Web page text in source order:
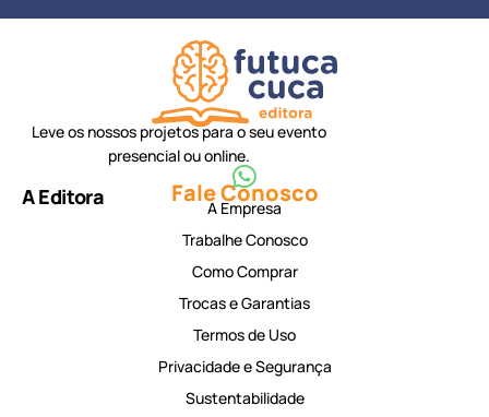
Leve os nossos projetos para o seu evento
presencial ou online.
Fale Conosco
A Editora
A Empresa
Trabalhe Conosco
Como Comprar
Trocas e Garantias
Termos de Uso
Privacidade e Segurança
Sustentabilidade